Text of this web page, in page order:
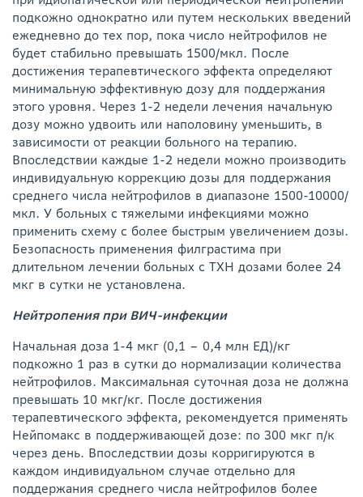
подкожно однократно или путем нескольких введений
ежедневно до тех пор, пока число нейтрофилов не
будет стабильно превышать 1500/мкл. После
достижения терапевтического эффекта определяют
минимальную эффективную дозу для поддержания
этого уровня. Через 1-2 недели лечения начальную
дозу можно удвоить или наполовину уменьшить, в
зависимости от реакции больного на терапию.
Впоследствии каждые 1-2 недели можно производить
индивидуальную коррекцию дозы для поддержания
среднего числа нейтрофилов в диапазоне 1500-10000/
мкл. У больных с тяжелыми инфекциями можно
применить схему с более быстрым увеличением дозы.
Безопасность применения филграстима при
длительном лечении больных с ТХН дозами более 24
мкг в сутки не установлена.
Нейтропения при ВИЧ-инфекции
Начальная доза 1-4 мкг (0,1 – 0,4 млн ЕД)/кг
подкожно 1 раз в сутки до нормализации количества
нейтрофилов. Максимальная суточная доза не должна
превышать 10 мкг/кг. После достижения
терапевтического эффекта, рекомендуется применять
Нейпомакс в поддерживающей дозе: по 300 мкг п/к
через день. Впоследствии дозы корригируются в
каждом индивидуальном случае отдельно для
поддержания среднего числа нейтрофилов более